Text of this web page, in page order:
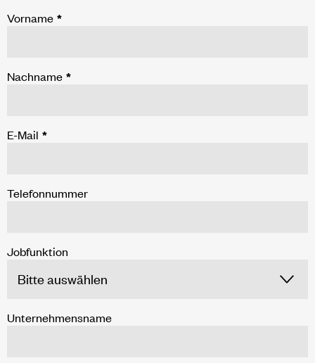
Vorname *
Nachname *
E-Mail *
Telefonnummer
Jobfunktion
Unternehmensname